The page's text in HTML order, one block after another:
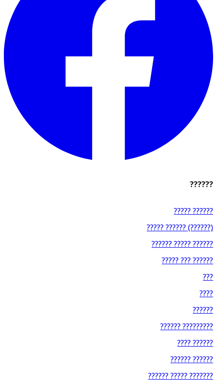
??????
????? ??????
????? ?????? (??????)
?????? ????? ??????
????? ??? ??????
???
????
??????
?????? ?????????
???? ??????
?????? ??????
?????? ????? ???????